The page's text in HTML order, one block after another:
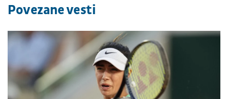
Povezane vesti